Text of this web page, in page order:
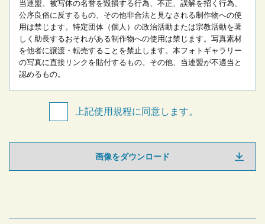
当連盟、被写体の名誉を毀損する行為、不正、誤解を招く行為、
公序良俗に反するもの、その他非合法と見なされる制作物への使
用は禁じます。 特定団体（個人）の政治活動または宗教活動を著
しく助長するおそれがある制作物への使用は禁じます。 写真素材
を他者に譲渡・転売することを禁止します。 本フォトギャラリー
の写真に直接リンクを貼付するもの。 その他、当連盟が不適当と
認めるもの。
上記使用規程に同意します。
画像をダウンロード